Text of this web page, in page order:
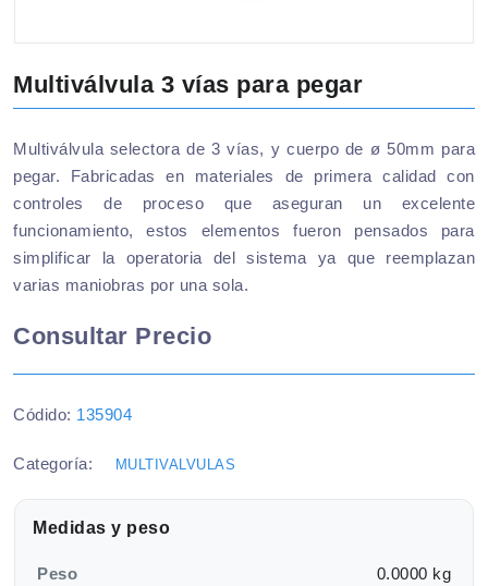
Multiválvula 3 vías para pegar
Multiválvula selectora de 3 vías, y cuerpo de ø 50mm para
pegar. Fabricadas en materiales de primera calidad con
controles de proceso que aseguran un excelente
funcionamiento, estos elementos fueron pensados para
simplificar la operatoria del sistema ya que reemplazan
varias maniobras por una sola.
Consultar Precio
Códido: 135904
Categoría: MULTIVALVULAS
Medidas y peso
Peso 0.0000 kg